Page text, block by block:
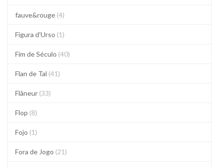
fauve&rouge (4)
Figura d'Urso (1)
Fim de Século (40)
Flan de Tal (41)
Flâneur (33)
Flop (8)
Fojo (1)
Fora de Jogo (21)